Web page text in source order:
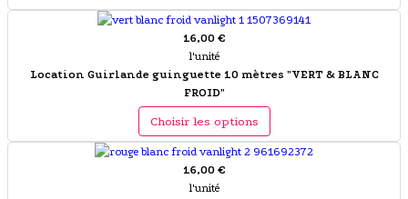
16,00 €
l'unité
Location Guirlande guinguette 10 mètres "VERT & BLANC
FROID"
Choisir les options
16,00 €
l'unité